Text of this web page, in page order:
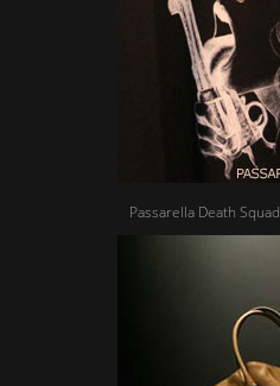
Passarella Death Squad